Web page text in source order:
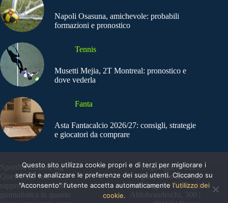
Napoli Osasuna, amichevole: probabili
formazioni e pronostico
Tennis
Musetti Mejia, 2T Montreal: pronostico e
dove vederla
Fanta
Asta Fantacalcio 2026/27: consigli, strategie
e giocatori da comprare
SportNews.BetFlag -
Questo sito non
rappresenta una testata
giornalistica in quanto
Copyright © 2025
SportNews BetFlag
Sede Legale: Via degli
Aldobrandeschi, 300 |
Questo sito utilizza cookie propri e di terzi per migliorare i
servizi e analizzare le preferenze dei suoi utenti. Cliccando su
"Acconsento" l'utente accetta automaticamente l'utilizzo dei
cookie.